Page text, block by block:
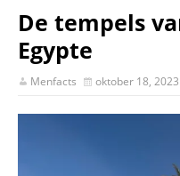
De tempels
Egypte
Menfacts oktober 18, 2023